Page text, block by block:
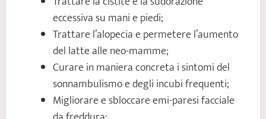
eccessiva su mani e piedi;
Trattare l’alopecia e permetere l’aumento
del latte alle neo-mamme;
Curare in maniera concreta i sintomi del
sonnambulismo e degli incubi frequenti;
Migliorare e sbloccare emi-paresi facciale